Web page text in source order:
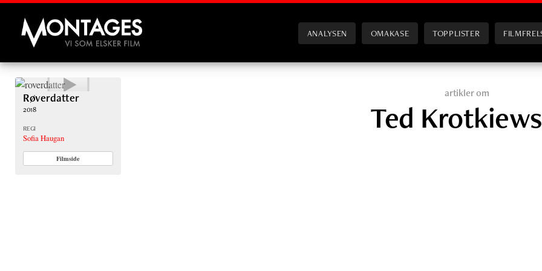
Montages
ANALYSEN OMAKASE TOPPLISTER
Røverdatter
2018
REGI
Sofia Haugan
Filmside
artikler om
Ted